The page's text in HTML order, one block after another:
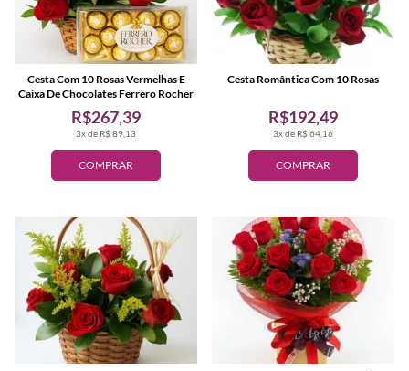
COMPRAR
3x de R$ 89,13
R$267,39
Cesta Com 10 Rosas Vermelhas E
Caixa De Chocolates Ferrero Rocher
COMPRAR
3x de R$ 64,16
R$192,49
Cesta Romântica Com 10 Rosas